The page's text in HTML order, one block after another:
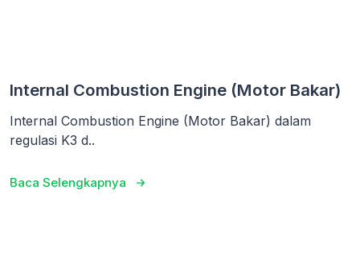
Internal Combustion Engine (Motor Bakar)
Internal Combustion Engine (Motor Bakar) dalam
regulasi K3 d..
Baca Selengkapnya